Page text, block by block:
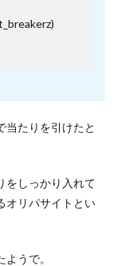
当たりを引けたと
をしっかり入れて
オリパサイトとい
うで。